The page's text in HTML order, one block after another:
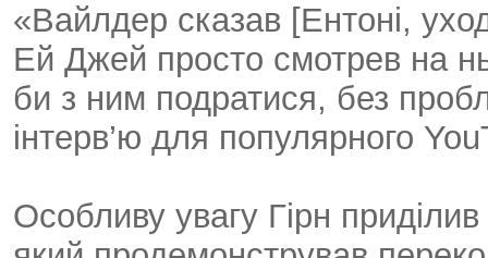
«Вайлдер сказав [Ентоні,
Ей Джей просто смотрев на
би з ним подратися, без
інтерв’ю для популярного
Особливу увагу Гірн